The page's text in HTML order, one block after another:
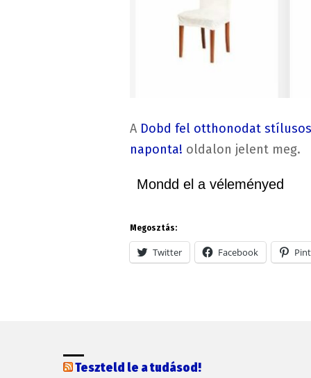
A Dobd fel otthonodat
naponta! oldalon jelent meg.
Mondd el a véleményed
Megosztás:
Twitter Facebook
Teszteld le a tudásod!